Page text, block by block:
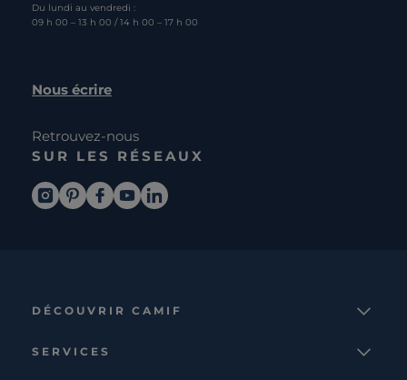
Du lundi au vendredi :
09 h 00 – 13 h 00 / 14 h 00 – 17 h 00
Nous écrire
Retrouvez-nous
SUR LES RÉSEAUX
DÉCOUVRIR CAMIF
SERVICES